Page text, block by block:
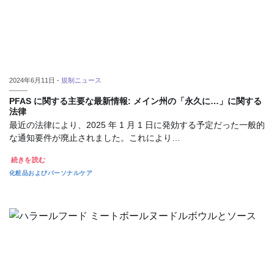
2024年6月11日 - 規制ニュース
PFAS に関する主要な最新情報: メイン州の「永久に…」に関する
法律
最近の法律により、2025 年 1 月 1 日に発効する予定だった一般的
な通知要件が廃止されました。これにより…
続きを読む
化粧品およびパーソナルケア